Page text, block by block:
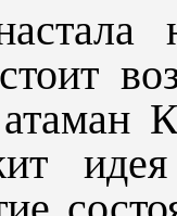
идея